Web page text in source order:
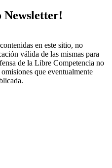
Newsletter!
en este sitio, no
válida de las mismas para
de la Libre Competencia no
que eventualmente